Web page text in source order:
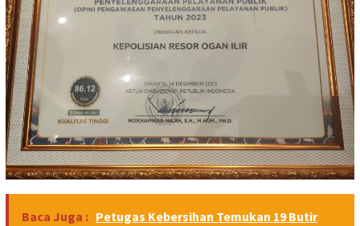
Baca Juga : Petugas Kebersihan Temukan 19 Butir